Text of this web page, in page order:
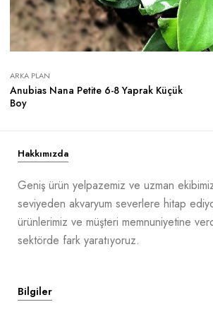
Anubias Nana Petite 6-8 Yaprak Küçük
Boy
ARKA PLAN
Hakkımızda
Geniş ürün yelpazemiz ve uzman
seviyeden akvaryum severlere hitap
ürünlerimiz ve müşteri memnuniyetine
sektörde fark yaratıyoruz.
Bilgiler